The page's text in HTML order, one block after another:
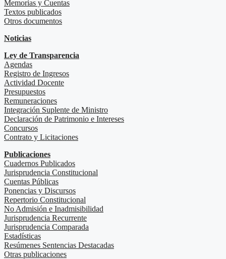
Memorias y Cuentas
Textos publicados
Otros documentos
Noticias
Ley de Transparencia
Agendas
Registro de Ingresos
Actividad Docente
Presupuestos
Remuneraciones
Integración Suplente de Ministro
Declaración de Patrimonio e Intereses
Concursos
Contrato y Licitaciones
Publicaciones
Cuadernos Publicados
Jurisprudencia Constitucional
Cuentas Públicas
Ponencias y Discursos
Repertorio Constitucional
No Admisión e Inadmisibilidad
Jurisprudencia Recurrente
Jurisprudencia Comparada
Estadísticas
Resúmenes Sentencias Destacadas
Otras publicaciones